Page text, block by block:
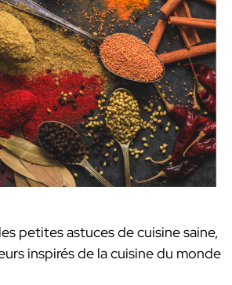
petites astuces de cuisine saine,
inspirés de la cuisine du monde